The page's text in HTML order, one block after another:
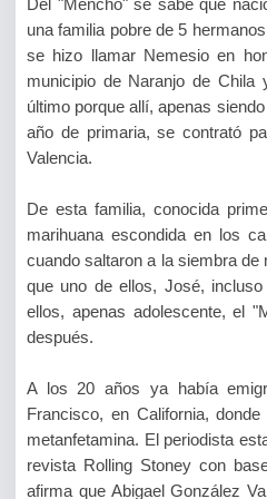
Del "Mencho" se sabe que
una familia pobre de 5
se hizo llamar Nemesio en
municipio de Naranjo de
último porque allí, apenas
año de primaria, se contrató
Valencia.
De esta familia, conocida
marihuana escondida en los
cuando saltaron a la siembra
que uno de ellos, José,
ellos, apenas adolescente, el
después.
A los 20 años ya había
Francisco, en California,
metanfetamina. El periodista
revista Rolling Stoney con
afirma que Abigael González